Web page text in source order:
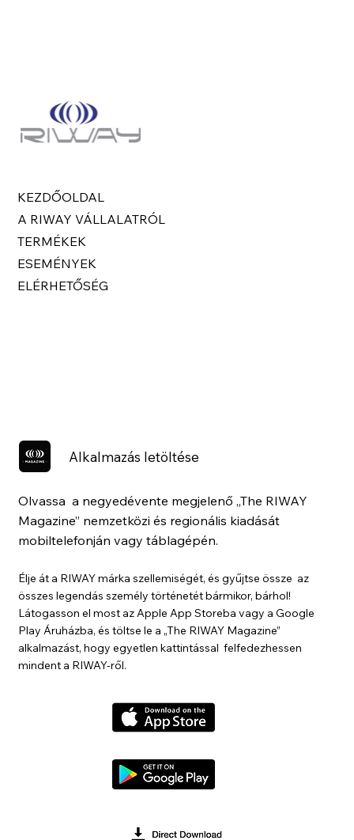
KEZDŐOLDAL
A RIWAY VÁLLALATRÓL
TERMÉKEK
ESEMÉNYEK
ELÉRHETŐSÉG
Alkalmazás letöltése
Olvassa a negyedévente megjelenő „The RIWAY
Magazine” nemzetközi és regionális kiadását
mobiltelefonján vagy táblagépén.
Élje át a RIWAY márka szellemiségét, és gyűjtse össze az
összes legendás személy történetét bármikor, bárhol!
Látogasson el most az Apple App Storeba vagy a Google
Play Áruházba, és töltse le a „The RIWAY Magazine”
alkalmazást, hogy egyetlen kattintással felfedezhessen
mindent a RIWAY-ről.